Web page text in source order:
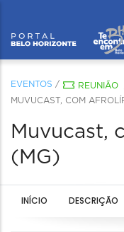
EVENTOS / REUNIÃO
MUVUCAST, COM
Muvucast,
(MG)
INÍCIO DESCRIÇÃO